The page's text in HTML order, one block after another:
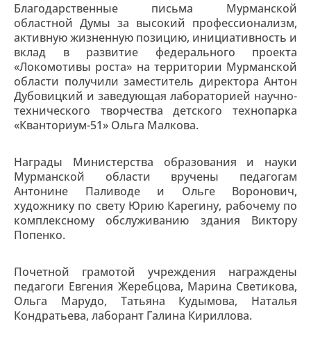
Благодарственные письма Мурманской
областной Думы за высокий профессионализм,
активную жизненную позицию, инициативность и
вклад в развитие федерального проекта
«Локомотивы роста» на территории Мурманской
области получили заместитель директора Антон
Дубовицкий и заведующая лабораторией научно-
технического творчества детского технопарка
«Кванториум-51» Ольга Малкова.
Награды Министерства образования и науки
Мурманской области вручены педагогам
Антонине Паливоде и Ольге Воронович,
художнику по свету Юрию Карегину, рабочему по
комплексному обслуживанию здания Виктору
Попенко.
Почетной грамотой учреждения награждены
педагоги Евгения Жеребцова, Марина Светикова,
Ольга Марудо, Татьяна Кудымова, Наталья
Кондратьева, лаборант Галина Кириллова.